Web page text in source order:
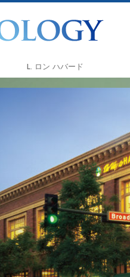
L. ロン ハバード